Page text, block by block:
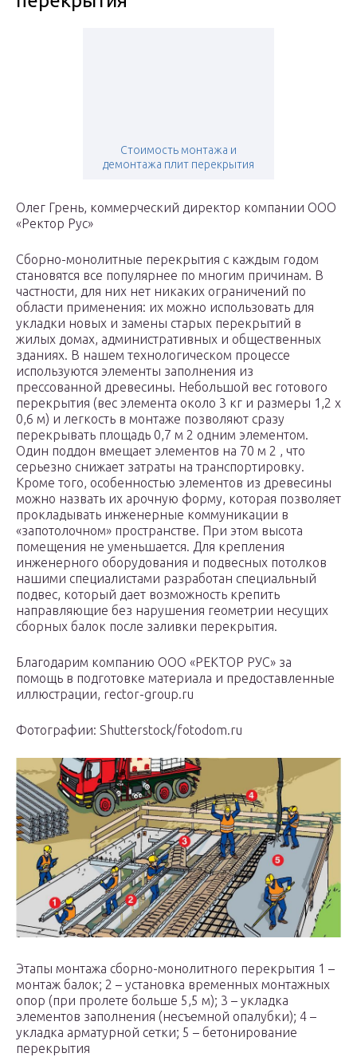
Стоимость монтажа и
демонтажа плит перекрытия
Олег Грень, коммерческий директор компании ООО
«Ректор Рус»
Сборно-монолитные перекрытия с каждым годом
становятся все популярнее по многим причинам. В
частности, для них нет никаких ограничений по
области применения: их можно использовать для
укладки новых и замены старых перекрытий в
жилых домах, административных и общественных
зданиях. В нашем технологическом процессе
используются элементы заполнения из
прессованной древесины. Небольшой вес готового
перекрытия (вес элемента около 3 кг и размеры 1,2 х
0,6 м) и легкость в монтаже позволяют сразу
перекрывать площадь 0,7 м 2 одним элементом.
Один поддон вмещает элементов на 70 м 2 , что
серьезно снижает затраты на транспортировку.
Кроме того, особенностью элементов из древесины
можно назвать их арочную форму, которая позволяет
прокладывать инженерные коммуникации в
«запотолочном» пространстве. При этом высота
помещения не уменьшается. Для крепления
инженерного оборудования и подвесных потолков
нашими специалистами разработан специальный
подвес, который дает возможность крепить
направляющие без нарушения геометрии несущих
сборных балок после заливки перекрытия.
Благодарим компанию ООО «РЕКТОР РУС» за
помощь в подготовке материала и предоставленные
иллюстрации, rector-group.ru
Фотографии: Shutterstock/fotodom.ru
Этапы монтажа сборно-монолитного перекрытия 1 –
монтаж балок; 2 – установка временных монтажных
опор (при пролете больше 5,5 м); 3 – укладка
элементов заполнения (несъемной опалубки); 4 –
укладка арматурной сетки; 5 – бетонирование
перекрытия